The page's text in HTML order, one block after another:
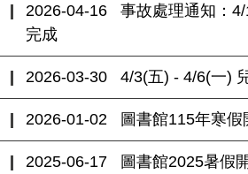
2026-04-16
事故處理通知：
完成
2026-03-30 4/3(五) - 4/6(一)
2026-01-02 圖書館115年寒假
2025-06-17 圖書館2025暑假